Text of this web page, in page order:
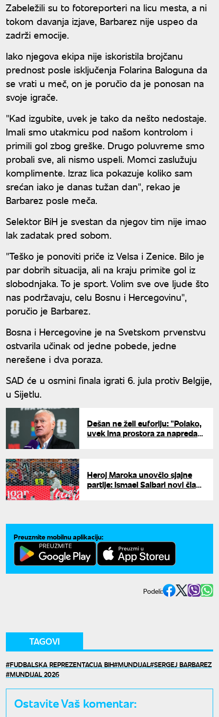
Zabeležili su to fotoreporteri na licu mesta, a ni
tokom davanja izjave, Barbarez nije uspeo da
zadrži emocije.
Iako njegova ekipa nije iskoristila brojčanu
prednost posle isključenja Folarina Baloguna da
se vrati u meč, on je poručio da je ponosan na
svoje igrače.
"Kad izgubite, uvek je tako da nešto nedostaje.
Imali smo utakmicu pod našom kontrolom i
primili gol zbog greške. Drugo poluvreme smo
probali sve, ali nismo uspeli. Momci zaslužuju
komplimente. Izraz lica pokazuje koliko sam
srećan iako je danas tužan dan", rekao je
Barbarez posle meča.
Selektor BiH je svestan da njegov tim nije imao
lak zadatak pred sobom.
"Teško je ponoviti priče iz Velsa i Zenice. Bilo je
par dobrih situacija, ali na kraju primite gol iz
slobodnjaka. To je sport. Volim sve ove ljude što
nas podržavaju, celu Bosnu i Hercegovinu",
poručio je Barbarez.
Bosna i Hercegovine je na Svetskom prvenstvu
ostvarila učinak od jedne pobede, jedne
nerešene i dva poraza.
SAD će u osmini finala igrati 6. jula protiv Belgije,
u Sijetlu.
Dešan ne želi euforiju: "Polako,
uvek ima prostora za napredak
Heroj Maroka unovčio sjajne
partije: Ismael Saibari novi član
Preuzmite mobilnu aplikaciju:
Podeli:
TAGOVI
FUDBALSKA REPREZENTACIJA BIH MUNDIJAL SERGEJ BARBAREZ
MUNDIJAL 2026
Ostavite Vaš komentar: